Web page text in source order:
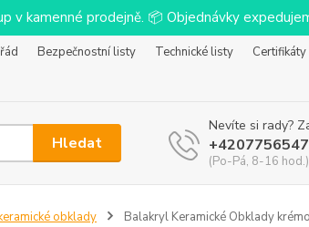
v kamenné prodejně. 📦 Objednávky
Bezpečnostní listy Technické listy
Certifikáty
Hledat
Nevíte si rady?
(Po-Pá, 8-16 hod.)
obklady Balakryl Keramické Obklady